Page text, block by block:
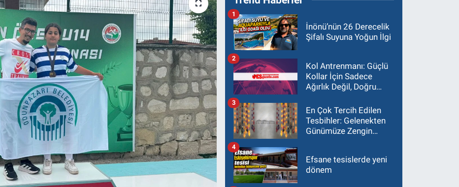
İnönü’nün 26 Derecelik
Şifalı Suyuna Yoğun İlgi
1
Kol Antrenmanı: Güçlü
Kollar İçin Sadece
Ağırlık Değil, Doğru
2
En Çok Tercih Edilen
Tesbihler: Gelenekten
Günümüze Zengin
3
Efsane tesislerde yeni
dönem
4